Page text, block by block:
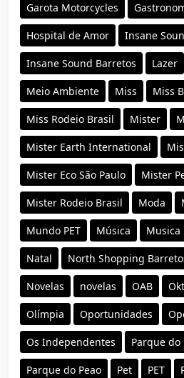
Garota Motorcycles
Hospital de Amor Insane
Insane Sound Barretos Lazer
Meio Ambiente Miss Miss
Miss Rodeio Brasil Mister
Mister Earth International
Mister Eco São Paulo Mister
Mister Rodeio Brasil Moda
Mundo PET Música Musica
Natal North Shopping
Novelas novelas OAB
Olímpia Oportunidades
Os Independentes Parque do
Parque do Peao Pet PET